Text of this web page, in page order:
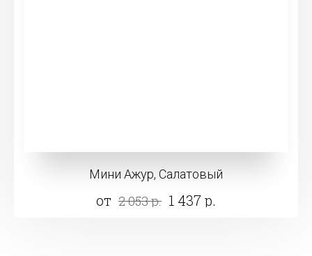
Мини Ажур, Салатовый
от 2 053 р. 1 437 р.